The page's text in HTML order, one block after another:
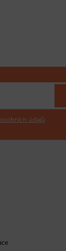
údajů